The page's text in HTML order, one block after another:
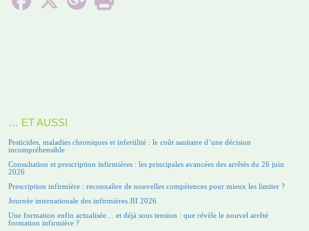
… ET AUSSI
Pesticides, maladies chroniques et infertilité : le coût sanitaire d’une décision
incompréhensible
Consultation et prescription infirmières : les principales avancées des arrêtés du 26 juin
2026
Prescription infirmière : reconnaître de nouvelles compétences pour mieux les limiter ?
Journée internationale des infirmières JII 2026
Une formation enfin actualisée… et déjà sous tension : que révèle le nouvel arrêté
formation infirmière ?